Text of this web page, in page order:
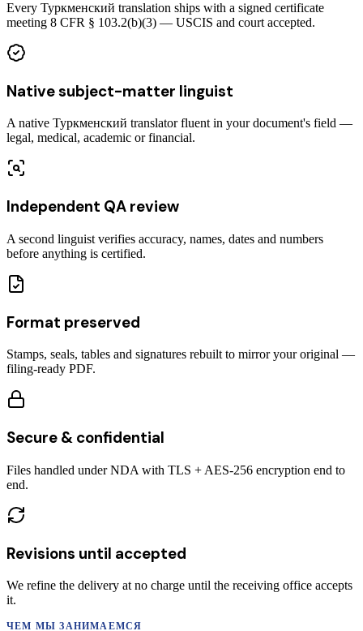
Every Туркменский translation ships with a signed certificate
meeting 8 CFR § 103.2(b)(3) — USCIS and court accepted.
Native subject-matter linguist
A native Туркменский translator fluent in your document's field —
legal, medical, academic or financial.
Independent QA review
A second linguist verifies accuracy, names, dates and numbers
before anything is certified.
Format preserved
Stamps, seals, tables and signatures rebuilt to mirror your original —
filing-ready PDF.
Secure & confidential
Files handled under NDA with TLS + AES-256 encryption end to
end.
Revisions until accepted
We refine the delivery at no charge until the receiving office accepts
it.
ЧЕМ МЫ ЗАНИМАЕМСЯ